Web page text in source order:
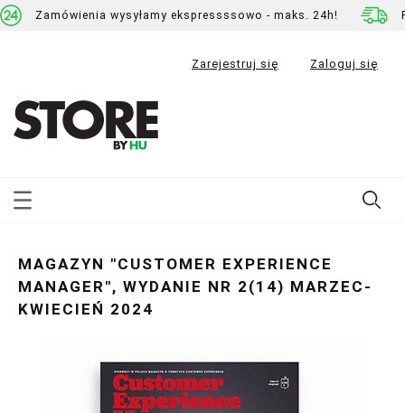
Zamówienia wysyłamy ekspressssowo - maks. 24h!
Zarejestruj się Zaloguj się
MAGAZYN "CUSTOMER EXPERIENCE
MANAGER", WYDANIE NR 2(14) MARZEC-
KWIECIEŃ 2024